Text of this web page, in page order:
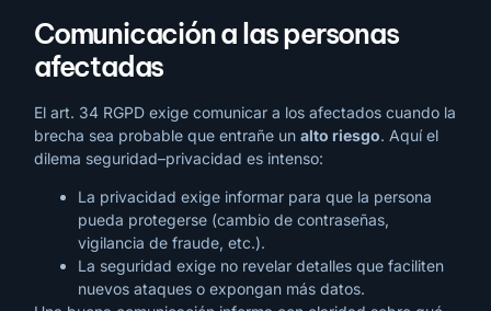
Comunicación a las personas
afectadas
El art. 34 RGPD exige comunicar a los afectados cuando la
brecha sea probable que entrañe un alto riesgo. Aquí el
dilema seguridad–privacidad es intenso:
La privacidad exige informar para que la persona
pueda protegerse (cambio de contraseñas,
vigilancia de fraude, etc.).
La seguridad exige no revelar detalles que faciliten
nuevos ataques o expongan más datos.